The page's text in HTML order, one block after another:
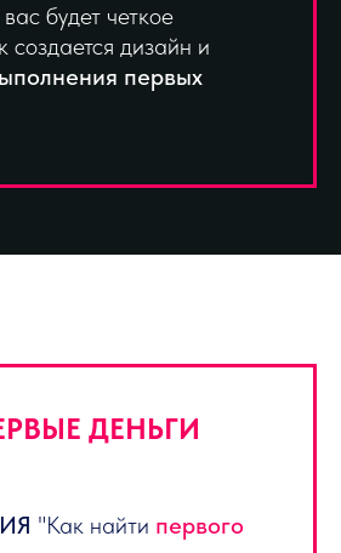
вас будет четкое
создается дизайн и
первых
ДЕНЬГИ
"Как найти первого